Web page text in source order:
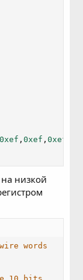
0xef ,0xef ,0xef
низкой
words